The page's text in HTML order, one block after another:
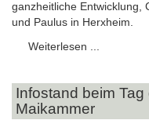
ganzheitliche Entwicklung,
und Paulus in Herxheim.
Weiterlesen ...
Infostand beim
Maikammer